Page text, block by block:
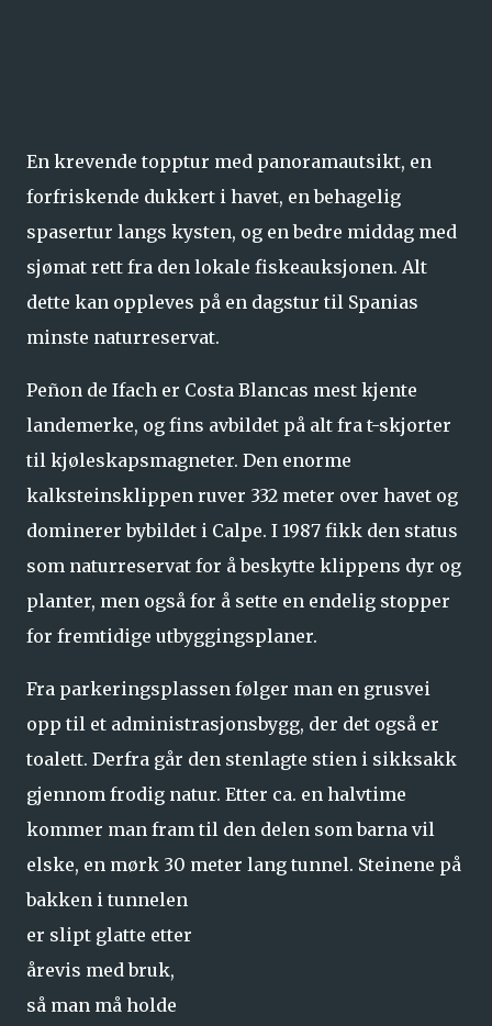
En krevende topptur med panoramautsikt, en
forfriskende dukkert i havet, en behagelig
spasertur langs kysten, og en bedre middag med
sjømat rett fra den lokale fiskeauksjonen. Alt
dette kan oppleves på en dagstur til Spanias
minste naturreservat.
Peñon de Ifach er Costa Blancas mest kjente
landemerke, og fins avbildet på alt fra t-skjorter
til kjøleskapsmagneter. Den enorme
kalksteinsklippen ruver 332 meter over havet og
dominerer bybildet i Calpe. I 1987 fikk den status
som naturreservat for å beskytte klippens dyr og
planter, men også for å sette en endelig stopper
for fremtidige utbyggingsplaner.
Fra parkeringsplassen følger man en grusvei
opp til et administrasjonsbygg, der det også er
toalett. Derfra går den stenlagte stien i sikksakk
gjennom frodig natur. Etter ca. en halvtime
kommer man fram til den delen som barna vil
elske, en mørk 30 meter lang tunnel. Steinene på
bakken i tunnelen
er slipt glatte etter
årevis med bruk,
så man må holde